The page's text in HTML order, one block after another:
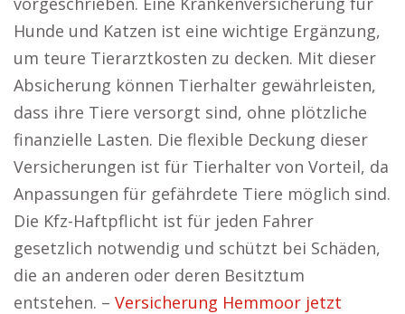
Hunde und Katzen ist eine wichtige Ergänzung,
um teure Tierarztkosten zu decken. Mit dieser
Absicherung können Tierhalter gewährleisten,
dass ihre Tiere versorgt sind, ohne plötzliche
finanzielle Lasten. Die flexible Deckung dieser
Versicherungen ist für Tierhalter von Vorteil, da
Anpassungen für gefährdete Tiere möglich sind.
Die Kfz-Haftpflicht ist für jeden Fahrer
gesetzlich notwendig und schützt bei Schäden,
die an anderen oder deren Besitztum
entstehen. – Versicherung Hemmoor jetzt